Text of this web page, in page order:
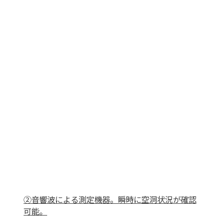
②音響波による測定機器。瞬時に空洞状況が確認
可能。